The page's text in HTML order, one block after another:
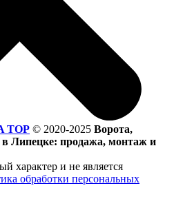
TOP © 2020-2025 Ворота,
в Липецке: продажа, монтаж и
характер и не является
обработки персональных